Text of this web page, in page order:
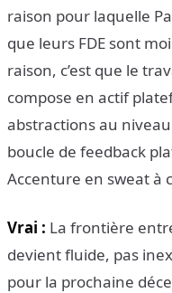
raison pour laquelle
que leurs FDE sont
raison, c’est que le
compose en actif
abstractions au
boucle de feedback
Accenture en sweat à
Vrai : La frontière
devient fluide, pas
pour la prochaine